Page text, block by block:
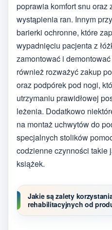
poprawia komfort snu oraz
wystąpienia ran. Innym
barierki ochronne, które
wypadnięciu pacjenta z
zamontować i
również rozważyć zakup
oraz podpórek pod nogi,
utrzymaniu prawidłowej
leżenia. Dodatkowo
na montaż uchwytów do
specjalnych stolików
codzienne czynności takie
książek.
Jakie są zalety
rehabilitacyjnych od